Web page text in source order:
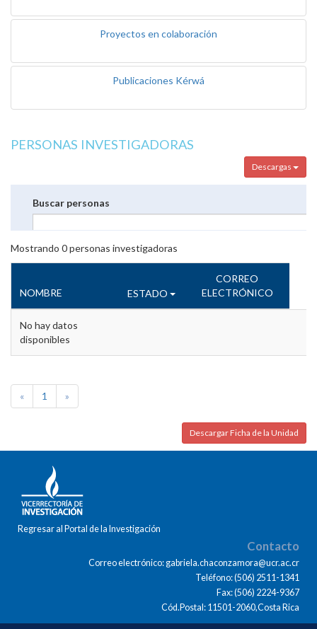
Proyectos en colaboración
Publicaciones Kérwá
PERSONAS INVESTIGADORAS
Descargas
Buscar personas
Mostrando 0personas investigadoras
NOMBRE ESTADO
CORREO
ELECTRÓNICO
No hay datos
disponibles
« 1 »
Descargar Ficha de la Unidad
Regresar al Portal de la Investigación
Contacto
Correo electrónico: gabriela.chaconzamora@ucr.ac.cr
Teléfono: (506) 2511-1341
Fax: (506) 2224-9367
Cód.Postal: 11501-2060,Costa Rica